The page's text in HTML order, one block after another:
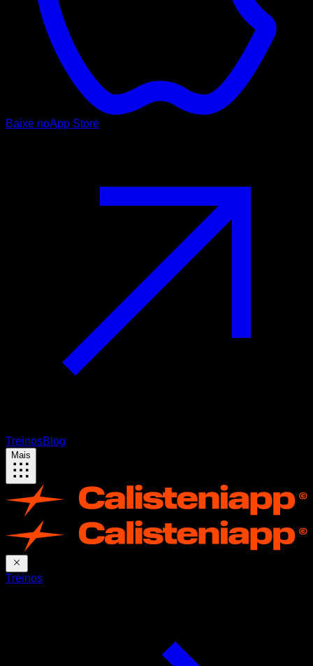
Baixe noApp Store
TreinosBlog
Mais
Treinos